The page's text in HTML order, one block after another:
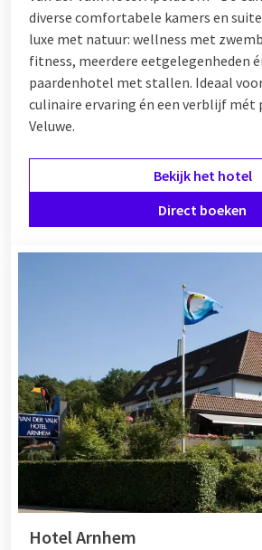
diverse comfortabele kamers en
luxe met natuur: wellness met
fitness, meerdere eetgelegenheden
paardenhotel met stallen. Ideaal
culinaire ervaring én een verblijf mét
Veluwe.
Bekijk het hotel
Direct boeken
Hotel Arnhem